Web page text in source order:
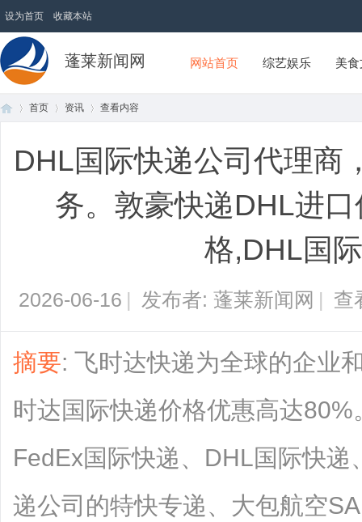
设为首页 收藏本站
蓬莱新闻网 网站首页 综艺娱乐 美
首页 资讯 查看内容
DHL国际快递公司代理商
务。敦豪快递DHL进
格,DHL国
2026-06-16 | 发布者: 蓬莱新闻网 | 查
摘要: 飞时达快递为全球的企业
时达国际快递价格优惠高达
FedEx国际快递、DHL国际快
递公司的特快专递、大包航空